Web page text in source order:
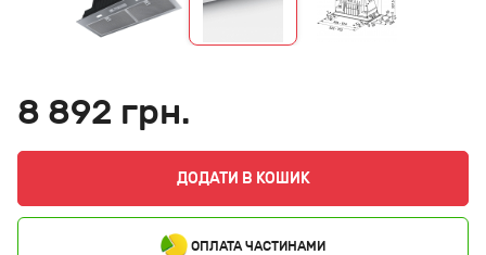
8 892 грн.
ДОДАТИ В КОШИК
ОПЛАТА ЧАСТИНАМИ